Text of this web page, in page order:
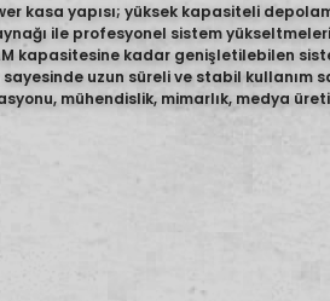
kasa yapısı; yüksek kapasiteli
ile profesyonel sistem
kapasitesine kadar genişletilebilen
sayesinde uzun süreli ve stabil kullanım
mühendislik, mimarlık, medya